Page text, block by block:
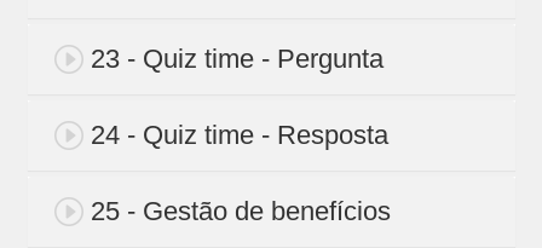
23 - Quiz time - Pergunta
24 - Quiz time - Resposta
25 - Gestão de benefícios